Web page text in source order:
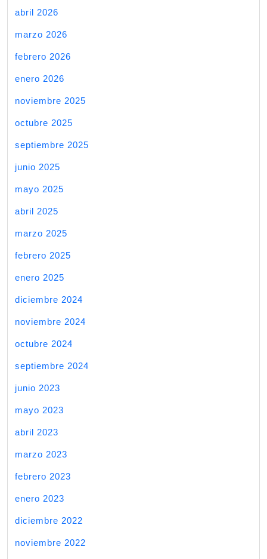
abril 2026
marzo 2026
febrero 2026
enero 2026
noviembre 2025
octubre 2025
septiembre 2025
junio 2025
mayo 2025
abril 2025
marzo 2025
febrero 2025
enero 2025
diciembre 2024
noviembre 2024
octubre 2024
septiembre 2024
junio 2023
mayo 2023
abril 2023
marzo 2023
febrero 2023
enero 2023
diciembre 2022
noviembre 2022